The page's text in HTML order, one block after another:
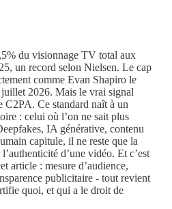
du visionnage TV total aux
un record selon Nielsen. Le cap
comme Evan Shapiro le
2026. Mais le vrai signal
C2PA. Ce standard naît à un
: celui où l’on ne sait plus
IA générative, contenu
capitule, il ne reste que la
d’une vidéo. Et c’est
article : mesure d’audience,
publicitaire - tout revient
quoi, et qui a le droit de